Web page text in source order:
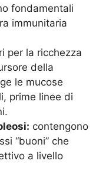
fondamentali
immunitaria
per la ricchezza
della
le mucose
prime linee di
contengono
“buoni” che
a livello